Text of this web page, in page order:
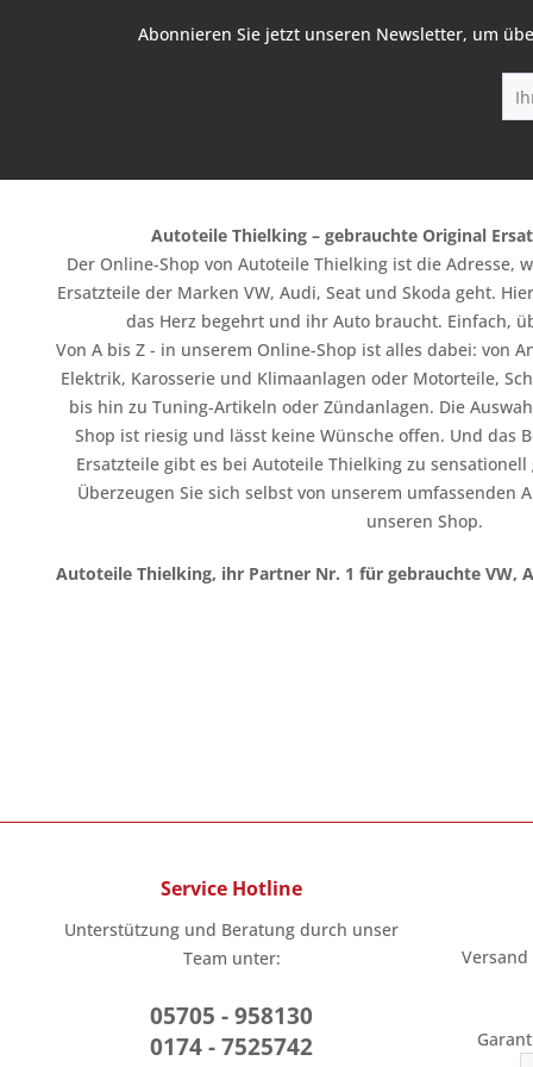
Service Hotline
Unterstützung und Beratung durch unser
Team unter:
05705 - 958130
0174 - 7525742
Abonnieren Sie jetzt unseren Newsletter, um
Autoteile Thielking – gebrauchte Original
Der Online-Shop von Autoteile Thielking ist die Adresse,
Ersatzteile der Marken VW, Audi, Seat und Skoda geht.
das Herz begehrt und ihr Auto braucht. Einfach,
Von A bis Z - in unserem Online-Shop ist alles dabei: von
Elektrik, Karosserie und Klimaanlagen oder Motorteile,
bis hin zu Tuning-Artikeln oder Zündanlagen. Die
Shop ist riesig und lässt keine Wünsche offen. Und das
Ersatzteile gibt es bei Autoteile Thielking zu
Überzeugen Sie sich selbst von unserem umfassenden
unseren Shop.
Autoteile Thielking, ihr Partner Nr. 1 für gebrauchte VW,